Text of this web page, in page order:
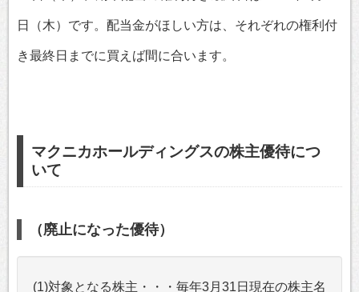
日（木）です。配当金がほしい方は、それぞれの権利付
き最終日までに買えば間に合います。
マクニカホールディングスの株主優待につ
いて
（廃止になった優待）
(1)対象となる株主・・・毎年3月31日現在の株主名